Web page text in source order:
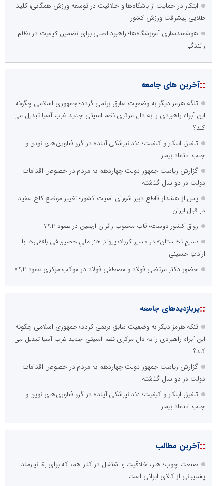
ابتکار در حمایت از باشگاه‌ها و خلاقیت در توسعه ورزش همگانی؛ کلید
طلایی پیشرفت ورزش کشور
هوشمندسازی آموزشگاه‌ها؛ راهبرد اصلی برای تضمین کیفیت در نظام
رانندگی
::آخرین های جامعه
تنگه هرمز دیگر به وضعیت سابق برنمی گردد؛ جمهوری اسلامی چگونه
این آبراه راهبردی را به دال مرکزی نظم امنیتی جدید غرب آسیا تبدیل می
کند؟
تلفیق ابتکار و کیفیت؛ دندانپزشکی آینده در گرو فناوری‌های نوین و
جلب اعتماد بیمار
گزارش ریاست جمهور دولت چهاردهم به مردم در خصوص اقدامات
دولت در دو سال گذشته
پس از هشدار قاطع دبیر شورای امنیت کشور؛ تغییر موضع کاخ سفید
در قبال ایران
رواق کشور دوست؛ قاب محبوب زائران اربعین در عمود ۷۹۴
نسیمِ نخلستان» در مسیرِ کربلا؛ پیوندِ هنرِ ملیِ حصیربافی بافقی‌ها با
ارادتِ حسینی
حضور دکتر مرتضی فولاد و مصطفی فولاد در موکب مرکزی عمود ۷۹۴
::پربازدیدهای جامعه
تنگه هرمز دیگر به وضعیت سابق برنمی گردد؛ جمهوری اسلامی چگونه
این آبراه راهبردی را به دال مرکزی نظم امنیتی جدید غرب آسیا تبدیل می
کند؟
گزارش ریاست جمهور دولت چهاردهم به مردم در خصوص اقدامات
دولت در دو سال گذشته
تلفیق ابتکار و کیفیت؛ دندانپزشکی آینده در گرو فناوری‌های نوین و
جلب اعتماد بیمار
::آخرین مطالب
صنعت چوب؛ هنر، خلاقیت و اشتغال در کنار هم، که برای بقا نیازمند
پشتیبانی از کالای ایرانی است